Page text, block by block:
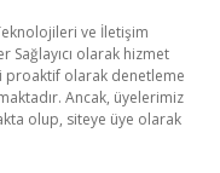
ve İletişim
Sağlayıcı olarak hizmet
proaktif olarak denetleme
Ancak, üyelerimiz
olup, siteye üye olarak